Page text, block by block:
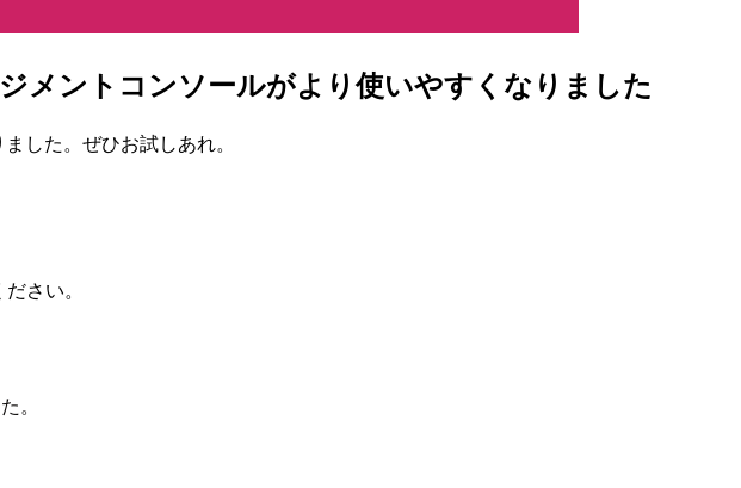
メントコンソールがより使いやすくなりました
した。ぜひお試しあれ。
さい。
。